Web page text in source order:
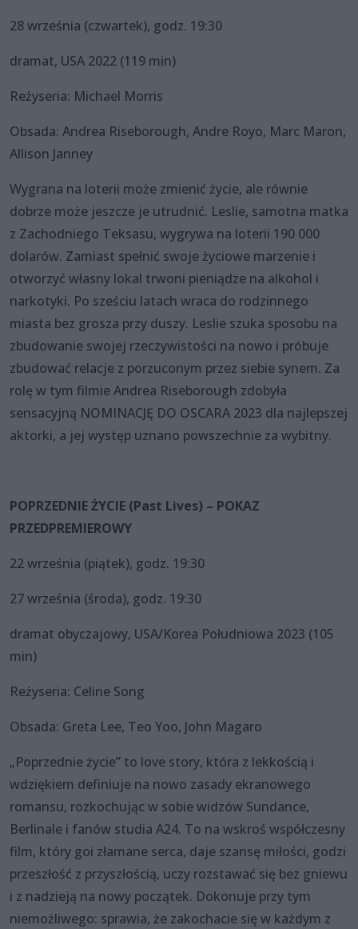
28 września (czwartek), godz. 19:30
dramat, USA 2022 (119 min)
Reżyseria: Michael Morris
Obsada: Andrea Riseborough, Andre Royo, Marc Maron,
Allison Janney
Wygrana na loterii może zmienić życie, ale równie
dobrze może jeszcze je utrudnić. Leslie, samotna matka
z Zachodniego Teksasu, wygrywa na loterii 190 000
dolarów. Zamiast spełnić swoje życiowe marzenie i
otworzyć własny lokal trwoni pieniądze na alkohol i
narkotyki. Po sześciu latach wraca do rodzinnego
miasta bez grosza przy duszy. Leslie szuka sposobu na
zbudowanie swojej rzeczywistości na nowo i próbuje
zbudować relacje z porzuconym przez siebie synem. Za
rolę w tym filmie Andrea Riseborough zdobyła
sensacyjną NOMINACJĘ DO OSCARA 2023 dla najlepszej
aktorki, a jej występ uznano powszechnie za wybitny.
POPRZEDNIE ŻYCIE (Past Lives) – POKAZ
PRZEDPREMIEROWY
22 września (piątek), godz. 19:30
27 września (środa), godz. 19:30
dramat obyczajowy, USA/Korea Południowa 2023 (105
min)
Reżyseria: Celine Song
Obsada: Greta Lee, Teo Yoo, John Magaro
„Poprzednie życie” to love story, która z lekkością i
wdziękiem definiuje na nowo zasady ekranowego
romansu, rozkochując w sobie widzów Sundance,
Berlinale i fanów studia A24. To na wskroś współczesny
film, który goi złamane serca, daje szansę miłości, godzi
przeszłość z przyszłością, uczy rozstawać się bez gniewu
i z nadzieją na nowy początek. Dokonuje przy tym
niemożliwego: sprawia, że zakochacie się w każdym z